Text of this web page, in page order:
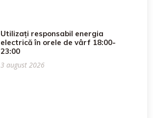
Utilizați responsabil energia
electrică în orele de vârf 18:00-
23:00
3 august 2026